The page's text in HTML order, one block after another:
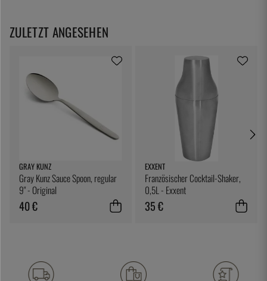
ZULETZT ANGESEHEN
GRAY KUNZ
Gray Kunz Sauce Spoon, regular
9" - Original
40 €
EXXENT
Französischer Cocktail-Shaker,
0,5L - Exxent
35 €